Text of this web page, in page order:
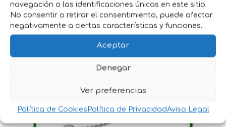
navegación o las identificaciones únicas en este sitio.
No consentir o retirar el consentimiento, puede afectar
negativamente a ciertas características y funciones.
Aceptar
Denegar
Ver preferencias
Política de Cookies Política de PrivacidadAviso Legal
20,20€ IVA incluido